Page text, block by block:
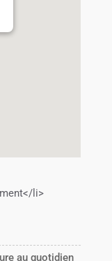
li>
au quotidien